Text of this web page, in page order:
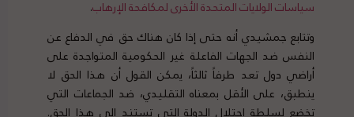
سياساتالولاياتالمتحدةالأخرىلمكافحةالإرهاب.
وتتابع جمشيدي أنه حتى إذا كان هناك حق في الدفاع عن
النفس ضد الجهات الفاعلة غير الحكومية المتواجدة على
أراضي دول تعد طرفاً ثالثاً، يمكن القول أن هذا الحق لا
ينطبق، على الأقل بمعناه التقليدي، ضد الجماعات التي
تخضع لسلطة احتلال الدولة التي تستند إلى هذا الحق.